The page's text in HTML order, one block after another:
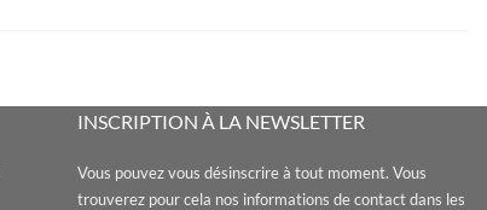
INSCRIPTION À LA NEWSLETTER
Vous pouvez vous désinscrire à tout moment. Vous
trouverez pour cela nos informations de contact dans les